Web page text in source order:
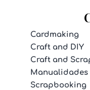
Cardmaking
Craft and DIY
Craft and
Manualidades
Scrapbooking